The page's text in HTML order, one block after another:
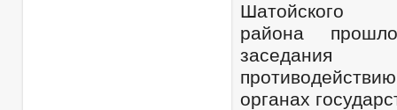
Шатойского
района
органах